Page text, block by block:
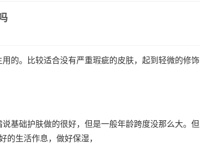
的。比较适合没有严重瑕疵的皮肤，起到轻微的修饰
基础护肤做的很好，但是一般年龄跨度没那么大。但
的生活作息，做好保湿，